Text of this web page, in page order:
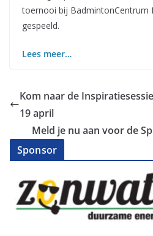
toernooi bij BadmintonCentrum
gespeeld.
Lees meer…
Kom naar de
19 april
Meld je nu aan voor de
Sponsor